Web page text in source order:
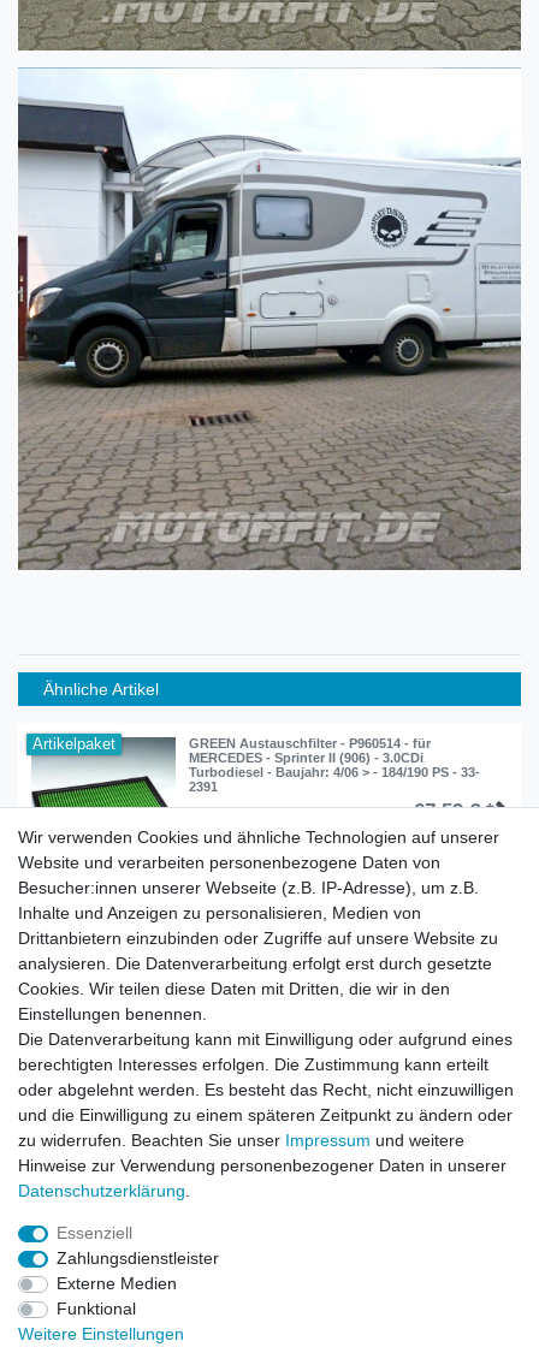
Ähnliche Artikel
Artikelpaket
GREEN Austauschfilter - P960514 - für
MERCEDES - Sprinter II (906) - 3.0CDi
Turbodiesel - Baujahr: 4/06 > - 184/190 PS - 33-
2391
67,59 € *
In den Warenkorb
inkl. ges. MwSt. zzgl.Versandkosten
Zahlung und Versand
Impressum Daten­schutz­erklärung AGB
Barrierefreiheitserklärung Widerrufs­recht
Vertrag widerrufen
© Copyright 2026 | Alle Rechte vorbehalten.
Wir verwenden Cookies und ähnliche Technologien auf unserer
Website und verarbeiten personenbezogene Daten von
Besucher:innen unserer Webseite (z.B. IP-Adresse), um z.B.
Inhalte und Anzeigen zu personalisieren, Medien von
Drittanbietern einzubinden oder Zugriffe auf unsere Website zu
analysieren. Die Datenverarbeitung erfolgt erst durch gesetzte
Cookies. Wir teilen diese Daten mit Dritten, die wir in den
Einstellungen benennen.
Die Datenverarbeitung kann mit Einwilligung oder aufgrund eines
berechtigten Interesses erfolgen. Die Zustimmung kann erteilt
oder abgelehnt werden. Es besteht das Recht, nicht einzuwilligen
und die Einwilligung zu einem späteren Zeitpunkt zu ändern oder
zu widerrufen. Beachten Sie unser Impressum und weitere
Hinweise zur Verwendung personenbezogener Daten in unserer
Daten­schutz­erklärung
Essenziell
Zahlungsdienstleister
Externe Medien
Funktional
Weitere Einstellungen